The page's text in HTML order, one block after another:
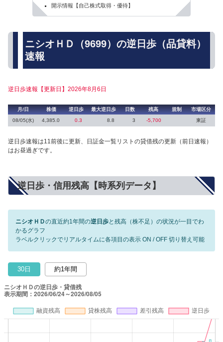
開示情報【自己株式取得・優待】
ニシオＨＤ（9699）の逆日歩（品貸料）
速報
逆日歩速報【更新日】2026年8月6日
月/日 株価 逆日歩 最大逆日歩 日数 残高 規制
市場区分
08/05(水)
4,385.0 0.3 8.8 3 -5,700 東証
逆日歩速報は11前後に更新、日証金一覧リストの貸借残の更新（前日速報）
はお昼過ぎです。
逆日歩・信用残高【時系列データ】
ニシオＨＤの直近約1年間の逆日歩と残高（株不足）の状況が一目でわ
かるグラフ
ラベルクリックでリアルタイムに各項目の表示 ON / OFF 切り替え可能
30日 約1年間